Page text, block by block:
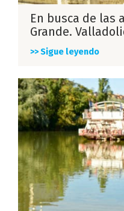
En busca de las
Grande.
>> Sigue leyendo